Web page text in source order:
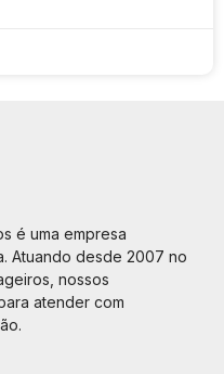
é uma empresa
Atuando desde 2007 no
nossos
atender com